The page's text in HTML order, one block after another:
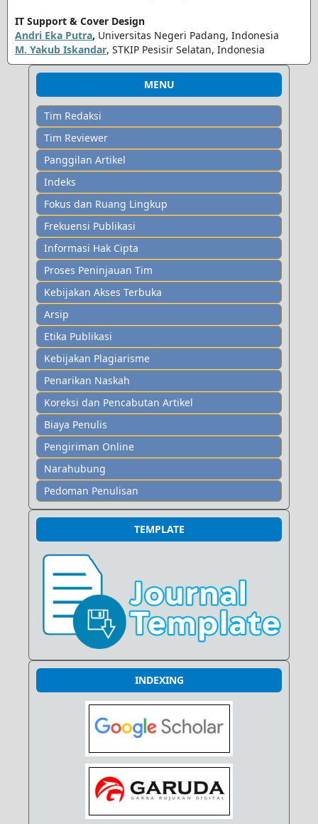
IT Support & Cover Design
Andri Eka Putra, Universitas Negeri Padang, Indonesia
M. Yakub Iskandar, STKIP Pesisir Selatan, Indonesia
MENU
Tim Redaksi
Tim Reviewer
Panggilan Artikel
Indeks
Fokus dan Ruang Lingkup
Frekuensi Publikasi
Informasi Hak Cipta
Proses Peninjauan Tim
Kebijakan Akses Terbuka
Arsip
Etika Publikasi
Kebijakan Plagiarisme
Penarikan Naskah
Koreksi dan Pencabutan Artikel
Biaya Penulis
Pengiriman Online
Narahubung
Pedoman Penulisan
TEMPLATE
INDEXING